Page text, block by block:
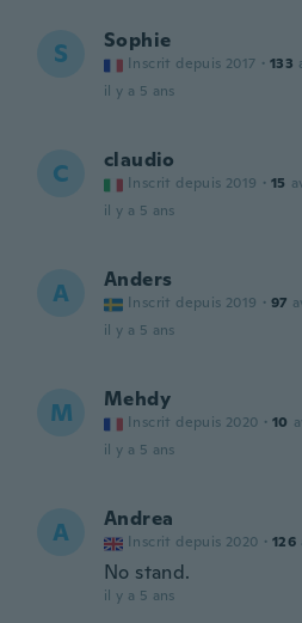
S Sophie
Inscrit depuis 2017 · 133
il y a 5 ans
C claudio
Inscrit depuis 2019 · 15
il y a 5 ans
A Anders
Inscrit depuis 2019 · 97
il y a 5 ans
M Mehdy
Inscrit depuis 2020 · 10
il y a 5 ans
A Andrea
Inscrit depuis 2020 · 126
No stand.
il y a 5 ans